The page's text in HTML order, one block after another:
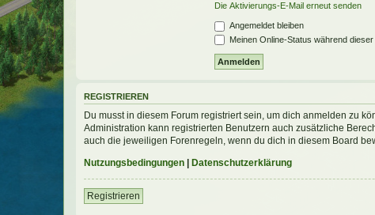
Die Aktivierungs-E-Mail erneut senden
Angemeldet bleiben
Meinen Online-Status während
REGISTRIEREN
Du musst in diesem Forum registriert sein, um dich anmelden zu
Administration kann registrierten Benutzern auch zusätzliche
auch die jeweiligen Forenregeln, wenn du dich in diesem Board
Nutzungsbedingungen | Datenschutzerklärung
Registrieren